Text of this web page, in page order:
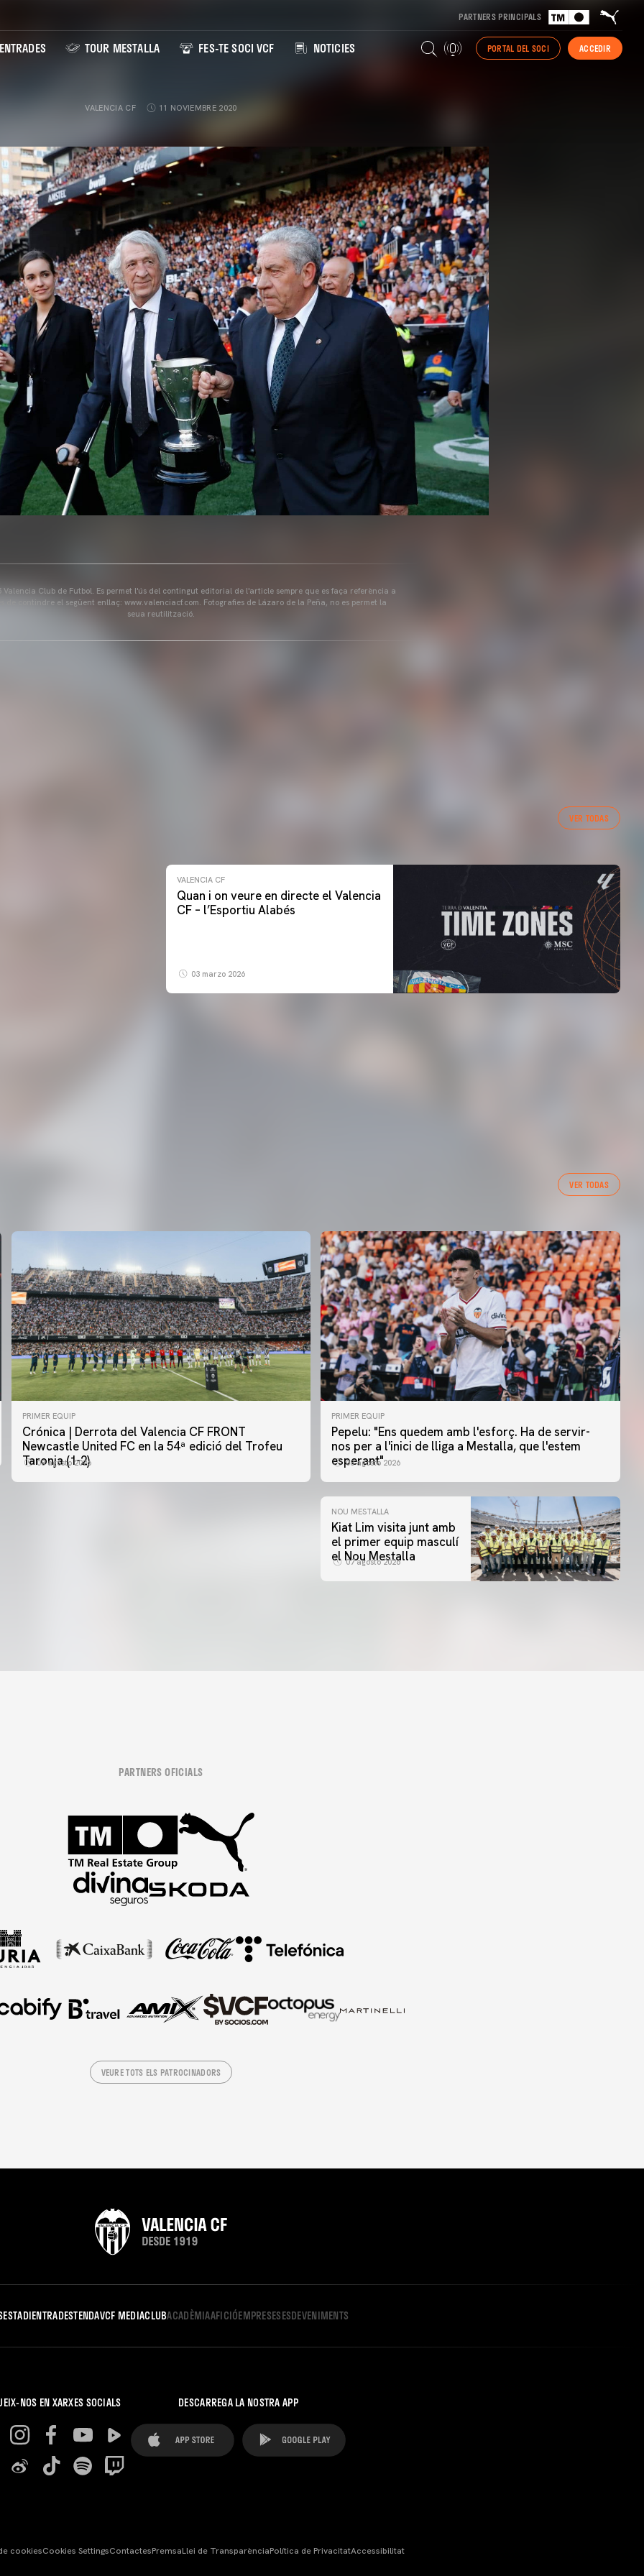
PARTNERS PRINCIPALS
ENTRADES TOUR MESTALLA FES-TE SOCI VCF NOTICIES PORTAL DEL SOCI ACCEDIR
VALENCIA CF 11 NOVIEMBRE 2020
Valencia Club de Futbol. Es permet l'ús del contingut editorial de l'article sempre que es faça referència a
de contindre el següent enllaç: www.valenciacf.com. Fotografies de Lázaro de la Peña, no es permet la
seua reutilització.
VER TODAS
VALENCIA CF
Quan i on veure en directe el Valencia
CF – l’Esportiu Alabés
03 marzo 2026
VER TODAS
PRIMER EQUIP
Crónica | Derrota del Valencia CF FRONT
Newcastle United FC en la 54ª edició del Trofeu
Taronja (1-2)
08 agosto 2026
PRIMER EQUIP
Pepelu: "Ens quedem amb l'esforç. Ha de servir-
nos per a l'inici de lliga a Mestalla, que l'estem
esperant"
08 agosto 2026
PRIMER EQUIP
MESTALLA 📍
NOU MESTALLA
Kiat Lim visita junt amb
el primer equip masculí
el Nou Mestalla
07 agosto 2026
PARTNERS OFICIALS
VEURE TOTS ELS PATROCINADORS
ESTADIENTRADESTENDAVCF MEDIACLUBACADÈMIAAFICIÓEMPRESESESDEVENIMENTS
NOS EN XARXES SOCIALS DESCARREGA LA NOSTRA APP
cookiesCookies SettingsContactesPremsaLlei de TransparènciaPolítica de PrivacitatAccessibilitat